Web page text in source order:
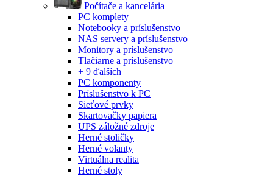
Počítače a kancelária
PC komplety
Notebooky a príslušenstvo
NAS servery a príslušenstvo
Monitory a príslušenstvo
Tlačiarne a príslušenstvo
+ 9 ďalších
PC komponenty
Príslušenstvo k PC
Sieťové prvky
Skartovačky papiera
UPS záložné zdroje
Herné stoličky
Herné volanty
Virtuálna realita
Herné stoly